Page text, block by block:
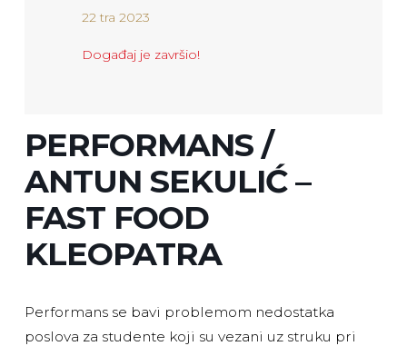
22 tra 2023
Događaj je završio!
PERFORMANS /
ANTUN SEKULIĆ –
FAST FOOD
KLEOPATRA
Performans se bavi problemom nedostatka
poslova za studente koji su vezani uz struku pri